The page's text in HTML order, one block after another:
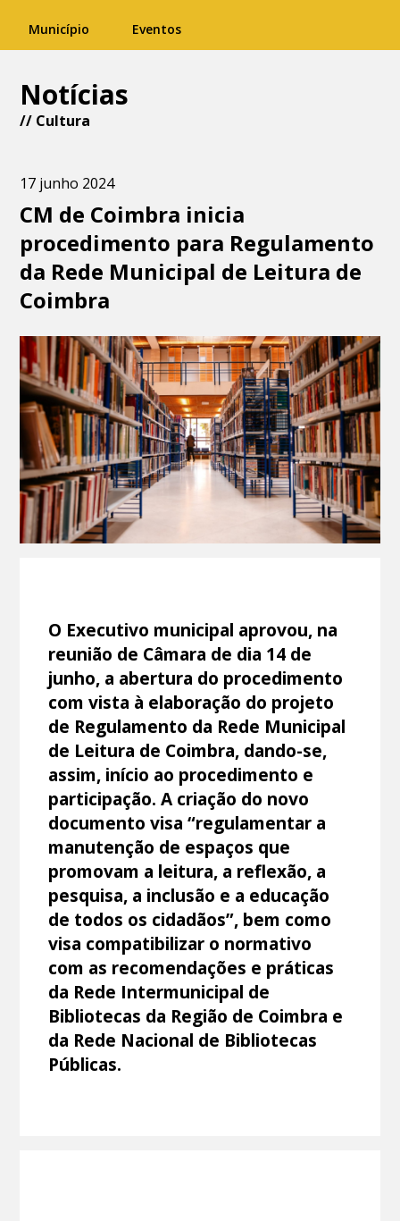
Município Eventos
Notícias
// Cultura
17 junho 2024
CM de Coimbra inicia
procedimento para Regulamento
da Rede Municipal de Leitura de
Coimbra
O Executivo municipal aprovou, na
reunião de Câmara de dia 14 de
junho, a abertura do procedimento
com vista à elaboração do projeto
de Regulamento da Rede Municipal
de Leitura de Coimbra, dando-se,
assim, início ao procedimento e
participação. A criação do novo
documento visa “regulamentar a
manutenção de espaços que
promovam a leitura, a reflexão, a
pesquisa, a inclusão e a educação
de todos os cidadãos”, bem como
visa compatibilizar o normativo
com as recomendações e práticas
da Rede Intermunicipal de
Bibliotecas da Região de Coimbra e
da Rede Nacional de Bibliotecas
Públicas.